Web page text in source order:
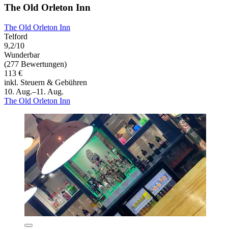
The Old Orleton Inn
The Old Orleton Inn
Telford
9,2/10
Wunderbar
(277 Bewertungen)
113 €
inkl. Steuern & Gebühren
10. Aug.–11. Aug.
The Old Orleton Inn